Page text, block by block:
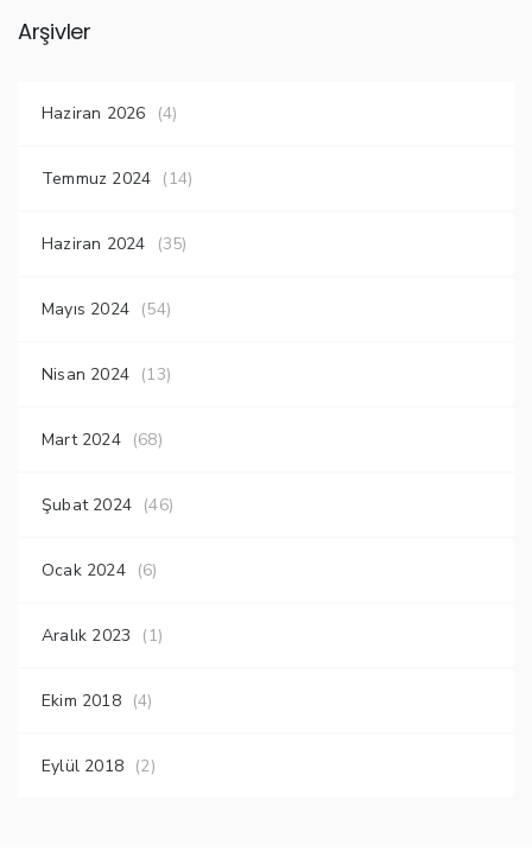
Arşivler
Haziran 2026 (4)
Temmuz 2024 (14)
Haziran 2024 (35)
Mayıs 2024 (54)
Nisan 2024 (13)
Mart 2024 (68)
Şubat 2024 (46)
Ocak 2024 (6)
Aralık 2023 (1)
Ekim 2018 (4)
Eylül 2018 (2)